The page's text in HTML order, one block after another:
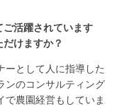
ご活躍されています
けますか？
ーとして人に指導した
ンのコンサルティング
で農園経営もしていま